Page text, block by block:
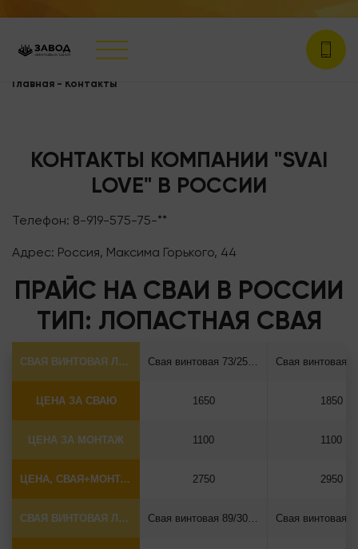
Главная - Контакты
КОНТАКТЫ КОМПАНИИ "SVAI
LOVE" В РОССИИ
Телефон: 8-919-575-75-**
Адрес: Россия, Максима Горького, 44
ПРАЙС НА СВАИ В РОССИИ
ТИП: ЛОПАСТНАЯ СВАЯ
СВАЯ ВИНТОВАЯ ЛОПАСТНАЯ Ф73*5.5
ЦЕНА ЗА СВАЮ
ЦЕНА ЗА МОНТАЖ
ЦЕНА, СВАЯ+МОНТАЖ (БЕЗ ОГОЛОВКА)
Свая винтовая 73/250*2500
1650
1100
2750
1850
1100
2950
СВАЯ ВИНТОВАЯ ЛОПАСТНАЯ Ф89*6.5 Свая винтовая 89/300*2500